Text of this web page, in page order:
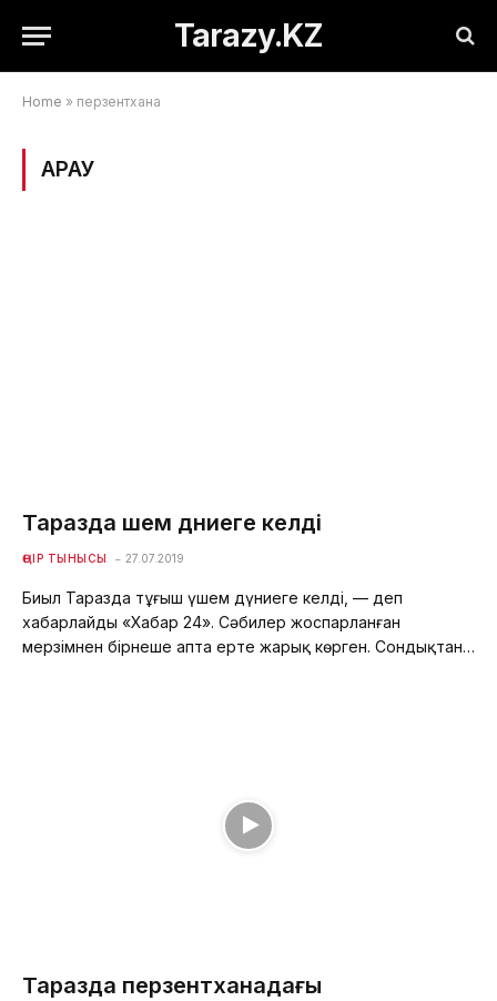
Tarazy.KZ
Home » перзентхана
ҚАРАУ
Таразда үшем дүниеге келді
ӨҢІР ТЫНЫСЫ 27.07.2019
Биыл Таразда тұңғыш үшем дүниеге келді, — деп
хабарлайды «Хабар 24». Сәбилер жоспарланған
мерзімнен бірнеше апта ерте жарық көрген. Сондықтан…
Таразда перзентханадағы